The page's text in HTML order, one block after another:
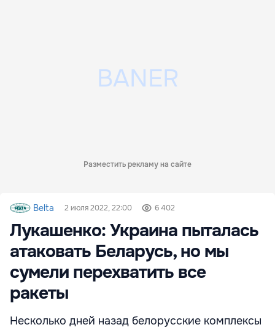
Разместить рекламу на сайте
Belta 2 июля 2022, 22:00 6 402
Лукашенко: Украина пыталась
атаковать Беларусь, но мы
сумели перехватить все
ракеты
Несколько дней назад белорусские комплексы